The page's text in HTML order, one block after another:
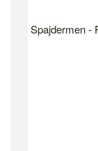
Spajdermen -